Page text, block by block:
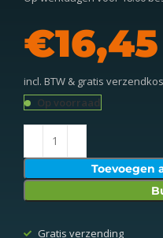
€
incl. BTW & gratis
Op voorraad
Toevoegen
Gratis verzending